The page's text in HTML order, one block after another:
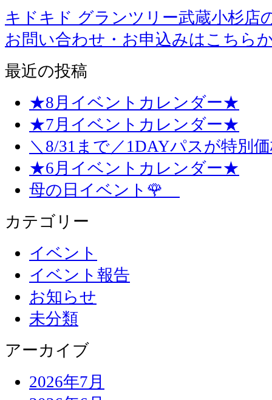
キドキド グランツリー武蔵小杉店
お問い合わせ・お申込みはこちら
最近の投稿
★8月イベントカレンダー★
★7月イベントカレンダー★
＼8/31まで／1DAYパスが特別
★6月イベントカレンダー★
母の日イベント🌹
カテゴリー
イベント
イベント報告
お知らせ
未分類
アーカイブ
2026年7月